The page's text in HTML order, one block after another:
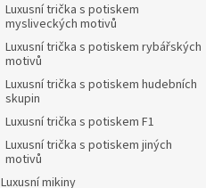
Luxusní trička s potiskem
mysliveckých motivů
Luxusní trička s potiskem rybářských
motivů
Luxusní trička s potiskem hudebních
skupin
Luxusní trička s potiskem F1
Luxusní trička s potiskem jiných
motivů
Luxusní mikiny